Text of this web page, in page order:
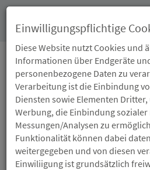
11.08.2020
ENDSPURT
Einwilligungspflichtige
Diese Website nutzt Cookies und
Informationen über Endgeräte
personenbezogene Daten zu
Verarbeitung ist die Einbindung
Diensten sowie Elementen
Werbung, die Einbindung
Messungen/Analysen zu
Funktionalität können dabei
weitergegeben und von diesen
Einwiliigung ist grundsätzlich